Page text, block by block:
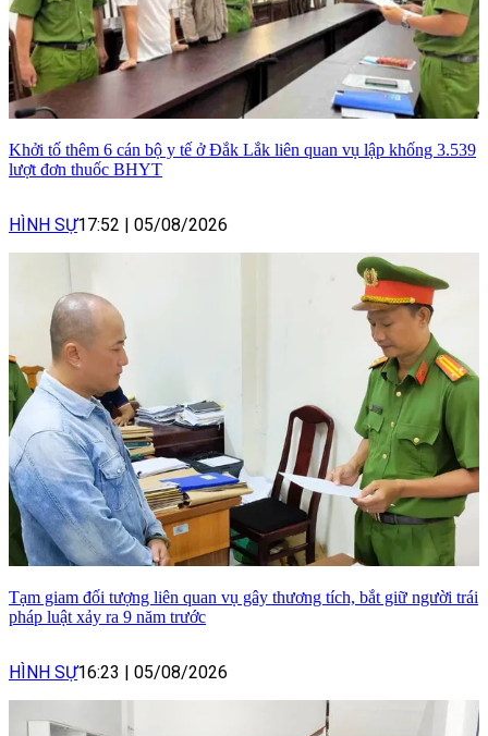
Khởi tố thêm 6 cán bộ y tế ở Đắk Lắk liên quan vụ lập khống 3.539
lượt đơn thuốc BHYT
HÌNH SỰ17:52 | 05/08/2026
Tạm giam đối tượng liên quan vụ gây thương tích, bắt giữ người trái
pháp luật xảy ra 9 năm trước
HÌNH SỰ16:23 | 05/08/2026